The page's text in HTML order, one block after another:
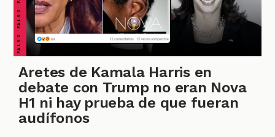
Aretes de Kamala Harris en
debate con Trump no eran Nova
H1 ni hay prueba de que fueran
audífonos